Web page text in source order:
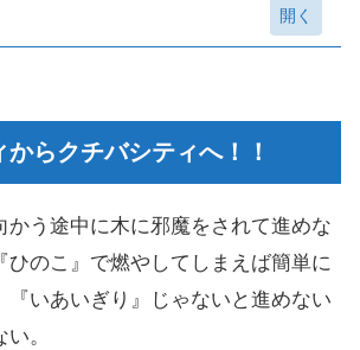
換券の入手
換NPC（おまけ）
・アンヌ号へ！！
らクチバシティへ！！
かう途中に木に邪魔をされて進めな
ひのこ』で燃やしてしまえば簡単に
『いあいぎり』じゃないと進めない
。